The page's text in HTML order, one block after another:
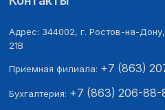
Адрес: 344002, г. Ростов-на-
21В
Приемная филиала: +7 (863)
Бухгалтерия: +7 (863) 206-88-